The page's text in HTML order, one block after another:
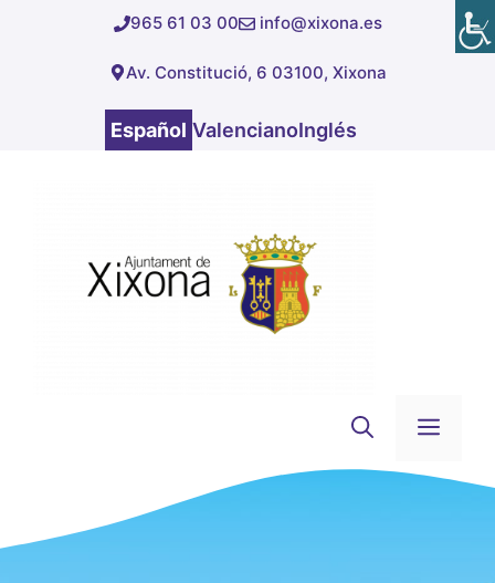
965 61 03 00 info@xixona.es
Av. Constitució, 6 03100, Xixona
Español ValencianoInglés